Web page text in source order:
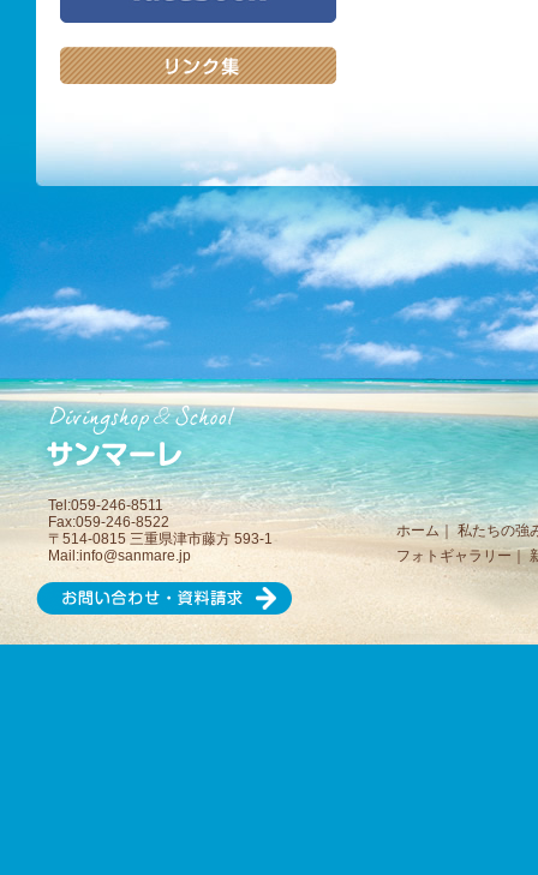
Tel:059-246-8511
Fax:059-246-8522
〒514-0815 三重県津市藤方 593-1
Mail:info@sanmare.jp
ホーム
私たちの強
フォトギャラリー｜